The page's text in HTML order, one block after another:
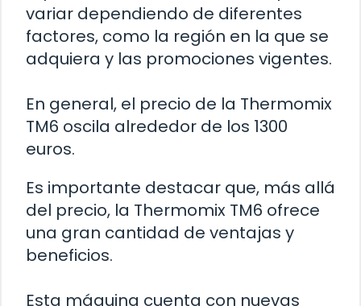
variar dependiendo de diferentes
factores, como la región en la que se
adquiera y las promociones vigentes.
En general, el precio de la Thermomix
TM6 oscila alrededor de los 1300
euros.
Es importante destacar que, más allá
del precio, la Thermomix TM6 ofrece
una gran cantidad de ventajas y
beneficios.
Esta máquina cuenta con nuevas